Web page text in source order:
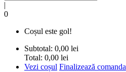
|
0
Coșul este gol!
Subtotal: 0,00 lei
Total: 0,00 lei
Vezi coșul Finalizează comanda